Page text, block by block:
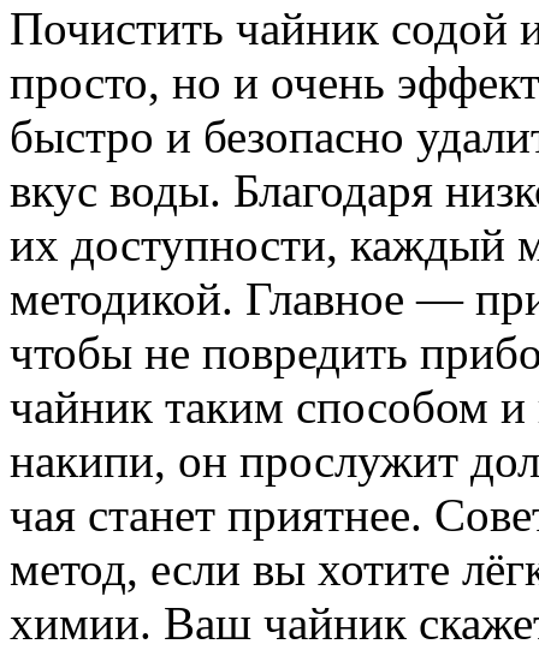
Почистить чайник содой
просто, но и очень
быстро и безопасно
вкус воды. Благодаря
их доступности, каждый
методикой. Главное —
чтобы не повредить
чайник таким способом и
накипи, он прослужит
чая станет приятнее.
метод, если вы хотите
химии. Ваш чайник